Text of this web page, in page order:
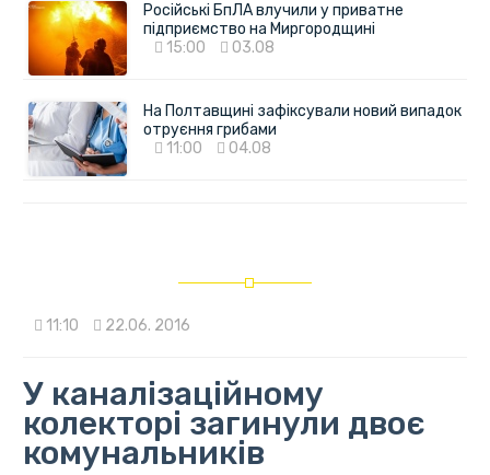
Російські БпЛА влучили у приватне
підприємство на Миргородщині
15:00
03.08
На Полтавщині зафіксували новий випадок
отруєння грибами
11:00
04.08
11:10 22.06. 2016
У каналізаційному
колекторі загинули двоє
комунальників